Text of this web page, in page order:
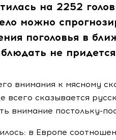
на 2252
можно
поголовья в
не
внимания к мясному
всего сказывается
внимание постольку-
в Европе